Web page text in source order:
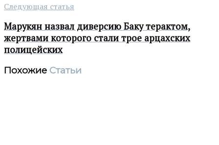
Следующая статья
Марукян назвал диверсию Баку терактом,
жертвами которого стали трое арцахских
полицейских
Похожие Статьи